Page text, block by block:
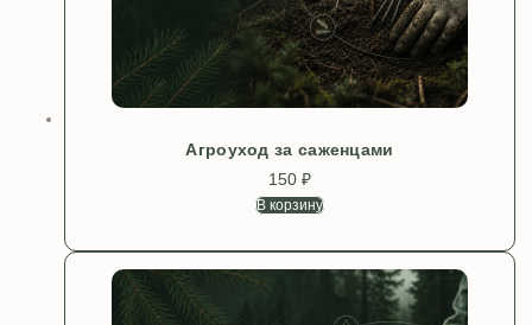
Агроуход за саженцами
150 ₽
В корзину